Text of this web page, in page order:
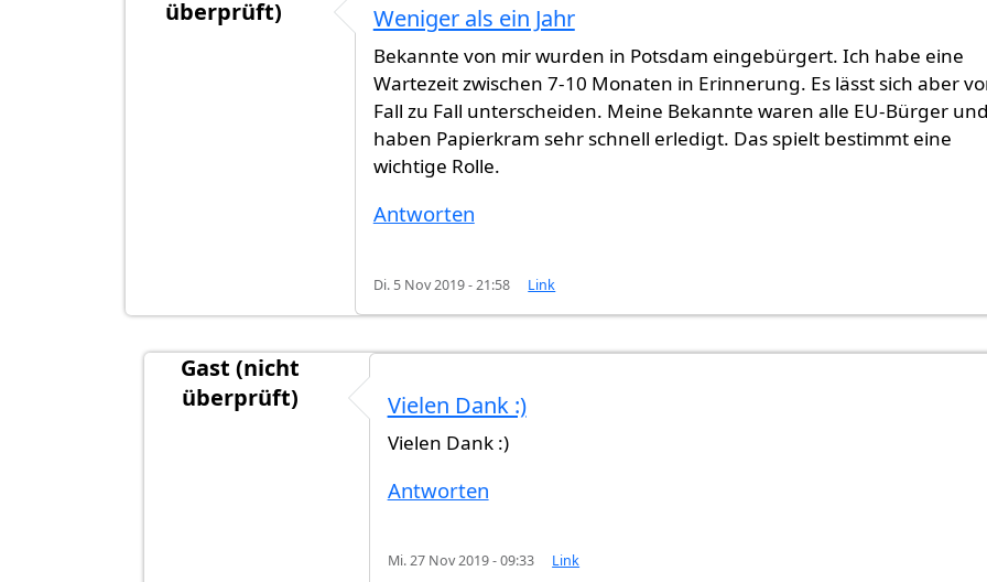
überprüft)
Weniger als ein Jahr
Bekannte von mir wurden in Potsdam eingebürgert. Ich habe eine
Wartezeit zwischen 7-10 Monaten in Erinnerung. Es lässt sich aber
Fall zu Fall unterscheiden. Meine Bekannte waren alle EU-Bürger
haben Papierkram sehr schnell erledigt. Das spielt bestimmt eine
wichtige Rolle.
Antworten
Di. 5 Nov 2019 - 21:58 Link
Gast (nicht
überprüft)
Weniger als ein JahrvonGast (nicht überprüft)
Vielen Dank :)
Vielen Dank :)
Antworten
Mi. 27 Nov 2019 - 09:33 Link